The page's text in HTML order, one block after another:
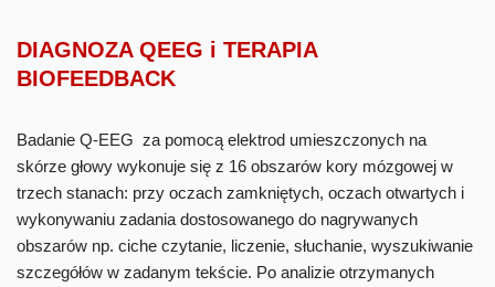
DIAGNOZA QEEG i TERAPIA
BIOFEEDBACK
Badanie Q-EEG za pomocą elektrod umieszczonych na
skórze głowy wykonuje się z 16 obszarów kory mózgowej w
trzech stanach: przy oczach zamkniętych, oczach otwartych i
wykonywaniu zadania dostosowanego do nagrywanych
obszarów np. ciche czytanie, liczenie, słuchanie, wyszukiwanie
szczegółów w zadanym tekście. Po analizie otrzymanych